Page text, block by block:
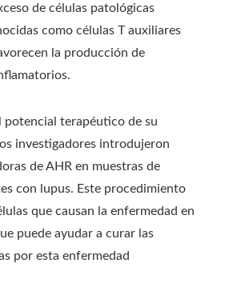
de células patológicas
como células T auxiliares
la producción de
potencial terapéutico de su
investigadores introdujeron
de AHR en muestras de
con lupus. Este procedimiento
que causan la enfermedad en
puede ayudar a curar las
por esta enfermedad